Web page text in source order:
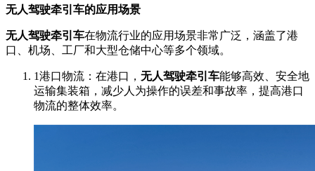
无人驾驶牵引车的应用场景
无人驾驶牵引车在物流行业的应用场景非常广泛，涵盖了港
口、机场、工厂和大型仓储中心等多个领域。
1港口物流：在港口， 无人驾驶牵引车能够高效、安全地
运输集装箱，减少人为操作的误差和事故率，提高港口
物流的整体效率。